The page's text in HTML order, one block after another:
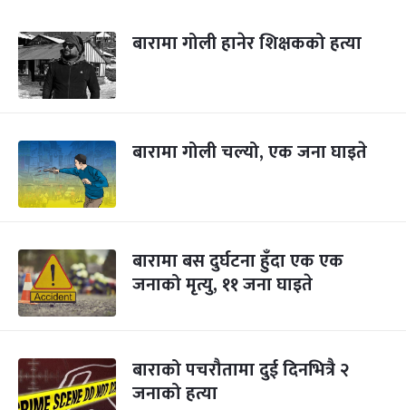
बारामा गोली हानेर शिक्षकको हत्या
बारामा गोली चल्यो, एक जना घाइते
बारामा बस दुर्घटना हुँदा एक एक
जनाको मृत्यु, ११ जना घाइते
बाराको पचरौतामा दुई दिनभित्रै २
जनाको हत्या